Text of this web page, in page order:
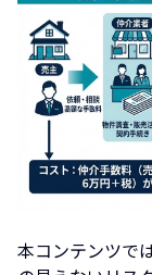
本コンテンツで